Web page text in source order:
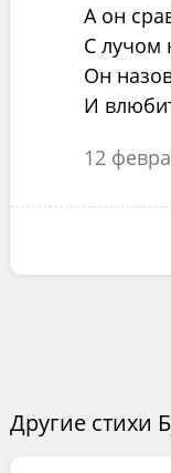
А он
С лучом
Он
И
12
Другие стихи